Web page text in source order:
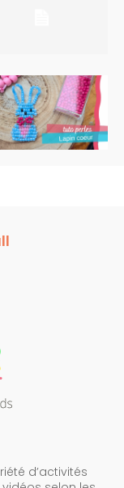
d’activités